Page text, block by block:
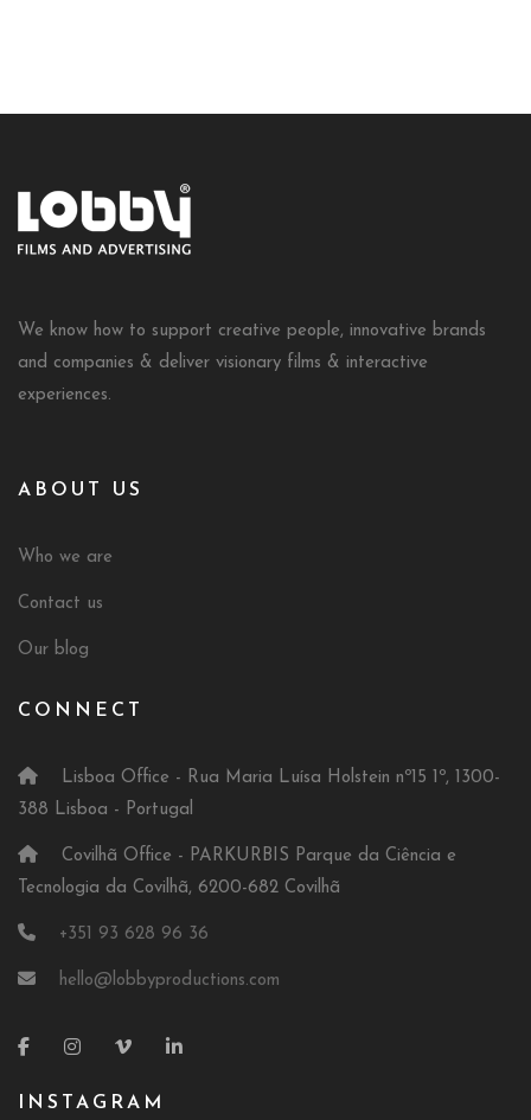
We know how to support creative people, innovative brands
and companies & deliver visionary films & interactive
experiences.
ABOUT US
Who we are
Contact us
Our blog
CONNECT
Lisboa Office - Rua Maria Luísa Holstein nº15 1º, 1300-
388 Lisboa - Portugal
Covilhã Office - PARKURBIS Parque da Ciência e
Tecnologia da Covilhã, 6200-682 Covilhã
+351 93 628 96 36
hello@lobbyproductions.com
INSTAGRAM